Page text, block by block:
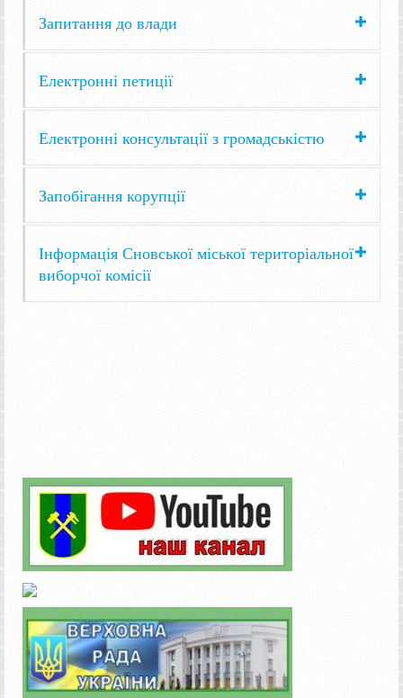
Запитання до влади
Електронні петиції
Електронні консультації з громадськістю
Запобігання корупції
Інформація Сновської міської територіальної
виборчої комісії